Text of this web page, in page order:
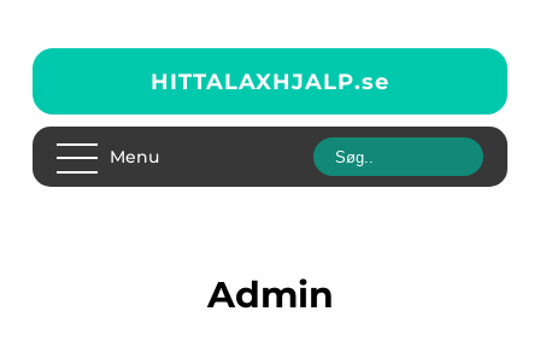
HITTALAXHJALP.se
Menu
admin